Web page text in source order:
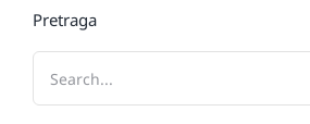
Pretraga